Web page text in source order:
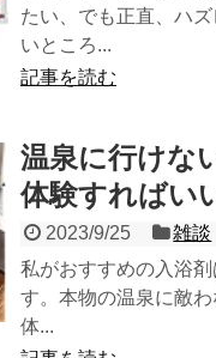
たい、でも正直、ハ
いところ...
記事を読む
温泉に行けな
体験すればい
2023/9/25
雑談
私がおすすめの入浴
す。本物の温泉に敵
体...